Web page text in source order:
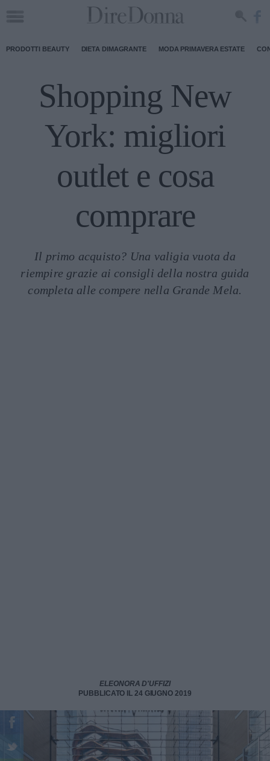
PRODOTTI BEAUTY DIETA DIMAGRANTE MODA PRIMAVERA ESTATE
Shopping New
York: migliori
outlet e cosa
comprare
Il primo acquisto? Una valigia vuota da
riempire grazie ai consigli della nostra guida
completa alle compere nella Grande Mela.
ELEONORA D'UFFIZI
PUBBLICATO IL 24 GIUGNO 2019